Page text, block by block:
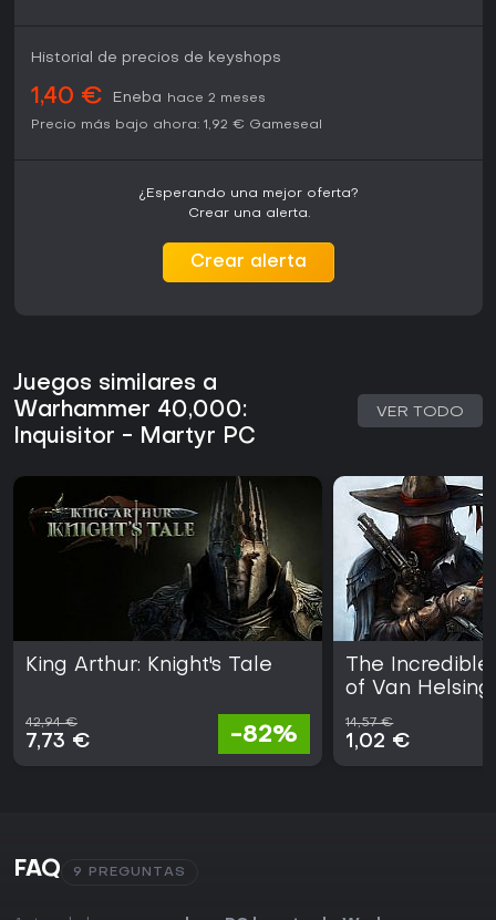
Historial de precios de keyshops
1,40 € Eneba
hace 2 meses
Precio más bajo ahora: 1,92 € Gameseal
¿Esperando una mejor oferta?
Crear una alerta.
Crear alerta
Juegos similares a
Warhammer 40,000:
Inquisitor - Martyr PC
VER TODO
King Arthur: Knight's Tale
42,94 €
7,73 € -82%
The
of Van Helsing
14,57 €
1,02 €
FAQ 9 PREGUNTAS